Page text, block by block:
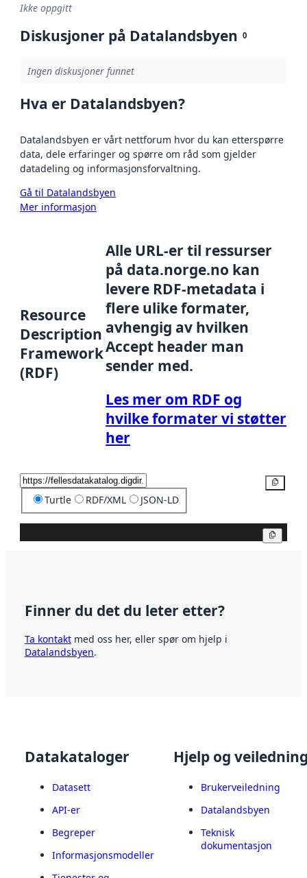
Ikke oppgitt
Diskusjoner på Datalandsbyen 0
Ingen diskusjoner funnet
Hva er Datalandsbyen?
Datalandsbyen er vårt nettforum hvor du kan etterspørre
data, dele erfaringer og spørre om råd som gjelder
datadeling og informasjonsforvaltning.
Gå til Datalandsbyen
Mer informasjon
Resource
Description
Framework
(RDF)
Alle URL-er til ressurser
på data.norge.no kan
levere RDF-metadata i
flere ulike formater,
avhengig av hvilken
Accept header man
sender med.
Les mer om RDF og
hvilke formater vi støtter
her
Turtle RDF/XML JSON-LD
Finner du det du leter etter?
Ta kontakt med oss her, eller spør om hjelp i
Datalandsbyen.
Datakataloger
Datasett
API-er
Begreper
Informasjonsmodeller
Hjelp og
Brukerveiledning
Datalandsbyen
Teknisk
dokumentasjon